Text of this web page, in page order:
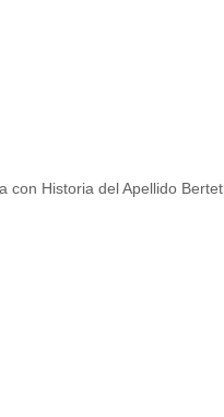
con Historia del Apellido Bertet